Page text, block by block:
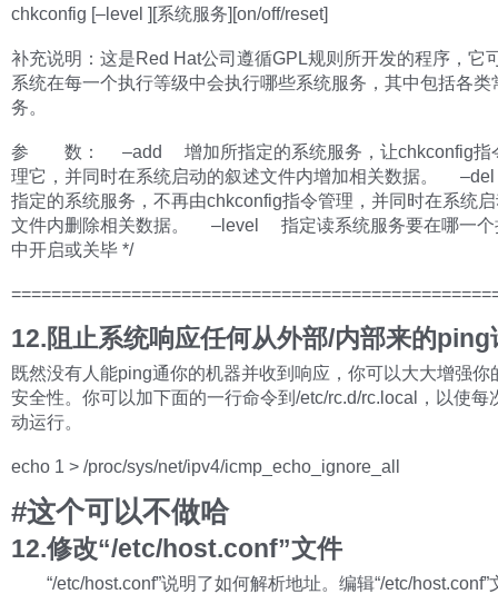
chkconfig [–level ][系统服务][on/off/reset]
补充说明：这是Red Hat公司遵循GPL规则所开发的程序，它
系统在每一个执行等级中会执行哪些系统服务，其中包括各类
务。
参 数： –add 增加所指定的系统服务，让chkconfig指
理它，并同时在系统启动的叙述文件内增加相关数据。
指定的系统服务，不再由chkconfig指令管理，并同时在系统
文件内删除相关数据。 –level 指定读系统服务要在哪一个
中开启或关毕 */
12.阻止系统响应任何从外部/内部来的ping
既然没有人能ping通你的机器并收到响应，你可以大大增强你
安全性。你可以加下面的一行命令到/etc/rc.d/rc.local，以使每
动运行。
echo 1 > /proc/sys/net/ipv4/icmp_echo_ignore_all
#这个可以不做哈
12.修改“/etc/host.conf”文件
“/etc/host.conf”说明了如何解析地址。编辑“/etc/host.conf”